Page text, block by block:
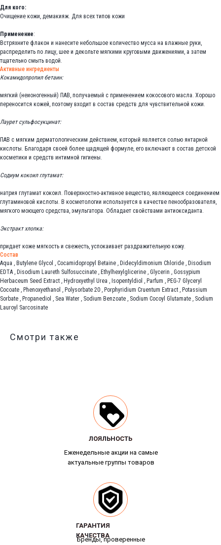
Для кого:
Очищение кожи, демакияж. Для всех типов кожи
Применение:
Встряхните флакон и нанесите небольшое количество мусса на влажные руки,
распределить по лицу, шее и декольте мягкими круговыми движениями, а затем
тщательно смыть водой.
Активные ингредиенты
Кокамидопропил бетаин:
мягкий (неионогенный) ПАВ, получаемый с применением кокосового масла. Хорошо
переносится кожей, поэтому входит в состав средств для чувствительной кожи.
Лаурет сульфосукцинат:
ПАВ с мягким дерматологическим действием, который является солью янтарной
кислоты. Благодаря своей более щадящей формуле, его включают в состав детской
косметики и средств интимной гигиены.
Содиум кокоил глутамат:
натрия глутамат кокоил. Поверхностно-активное вещество, являющееся соединением
глутаминовой кислоты. В косметологии используется в качестве пенообразователя,
мягкого моющего средства, эмульгатора. Обладает свойствами антиоксиданта.
Экстракт хлопка:
придает коже мягкость и свежесть, успокаивает раздражительную кожу.
Состав
Aqua , Butylene Glycol , Cocamidopropyl Betaine , Didecyldimonium Chloride , Disodium
EDTA , Disodium Laureth Sulfosuccinate , Ethylhexylglicerine , Glycerin , Gossypium
Herbaceum Seed Extract , Hydroxyethyl Urea , Isopentyldiol , Parfum , PEG-7 Glyceryl
Cocoate , Phenoxyethanol , Polysorbate 20 , Porphyridium Cruentum Extract , Potassium
Sorbate , Propanediol , Sea Water , Sodium Benzoate , Sodium Cocoyl Glutamate , Sodium
Lauroyl Sarcosinate
Смотри также
Еженедельные акции на самые
актуальные группы товаров
ЛОЯЛЬНОСТЬ
ЛОЯЛЬНОСТЬ
Бренды, проверенные
ГАРАНТИЯ
КАЧЕСТВА
ГАРАНТИЯ
КАЧЕСТВА